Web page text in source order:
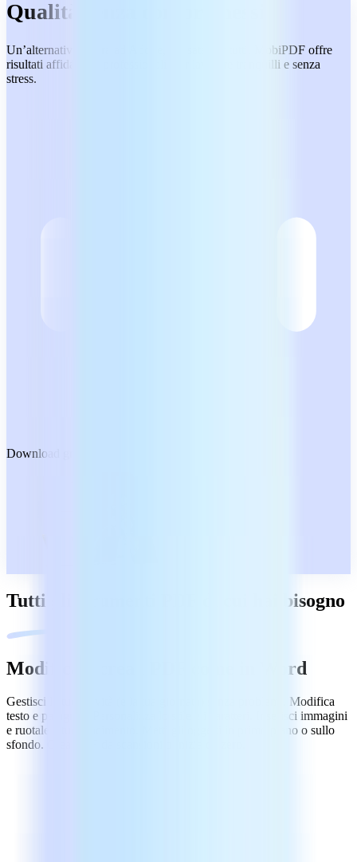
Qualità senza compromessi
Un’alternativa sicura ad Adobe, pensata per tutti. MobiPDF offre
risultati affidabili e professionali, per lavorare tranquilli e senza
stress.
Download gratuito
Tutti gli strumenti PDF di cui hai bisogno
Modifica e crea i PDF come in Word
Gestisci le tue attività (e la tua giornata) senza problemi. Modifica
testo e paragrafi. Personalizza lo stile e i caratteri. Inserisci immagini
e ruotale a tuo piacimento. Metti gli oggetti in primo piano o sullo
sfondo. Crea PDF da scansioni o inizia da zero.